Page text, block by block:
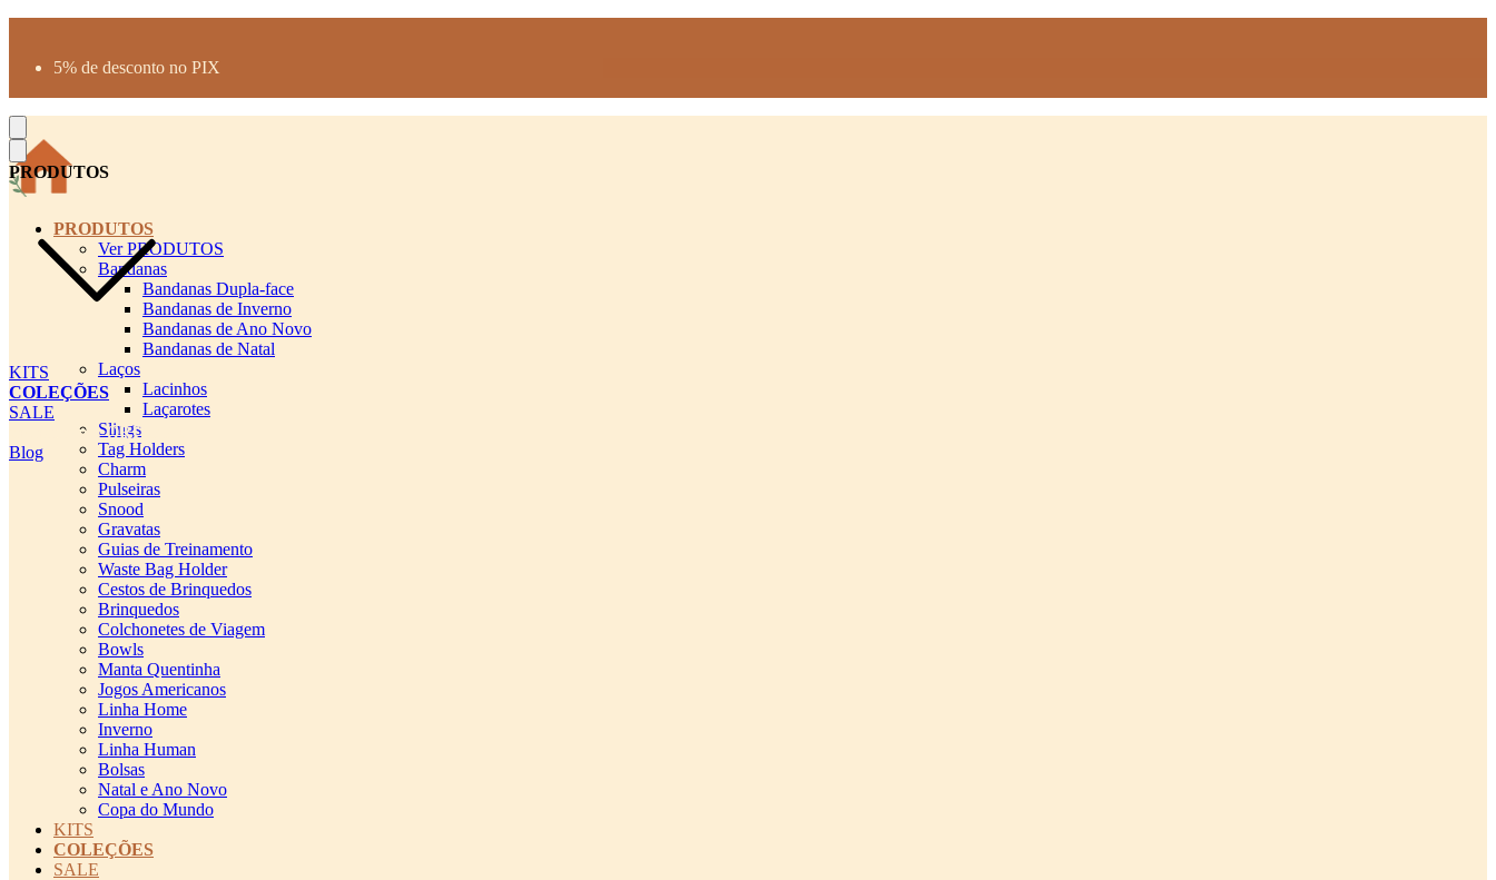
5% de desconto no PIX
PRODUTOS
KITS
COLEÇÕES
SALE
cadastro pet QRCODE
Blog
PRODUTOS
Ver PRODUTOS
Bandanas
Bandanas Dupla-face
Bandanas de Inverno
Bandanas de Ano Novo
Bandanas de Natal
Laços
Lacinhos
Laçarotes
Slings
Tag Holders
Charm
Pulseiras
Snood
Gravatas
Guias de Treinamento
Waste Bag Holder
Cestos de Brinquedos
Brinquedos
Colchonetes de Viagem
Bowls
Manta Quentinha
Jogos Americanos
Linha Home
Inverno
Linha Human
Bolsas
Natal e Ano Novo
Copa do Mundo
KITS
COLEÇÕES
SALE